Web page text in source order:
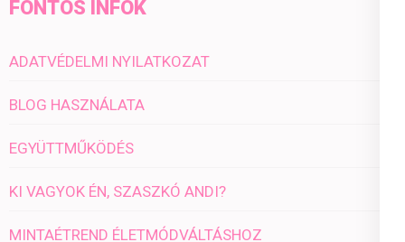
FONTOS INFÓK
ADATVÉDELMI NYILATKOZAT
BLOG HASZNÁLATA
EGYÜTTMŰKÖDÉS
KI VAGYOK ÉN, SZASZKÓ ANDI?
MINTAÉTREND ÉLETMÓDVÁLTÁSHOZ